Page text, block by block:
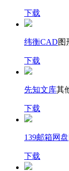
下载
纬衡CAD图
下载
先知文库其
下载
139邮箱网盘
下载